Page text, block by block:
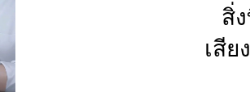
สิ่
เสี